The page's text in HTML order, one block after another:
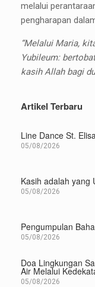
melalui
pengharapan
“Melalui Maria,
Yubileum:
kasih Allah bagi
Artikel Terbaru
Line Dance St.
05/08/2026
Kasih adalah yang
05/08/2026
Pengumpulan
05/08/2026
Doa Lingkungan
Air Melalui
05/08/2026